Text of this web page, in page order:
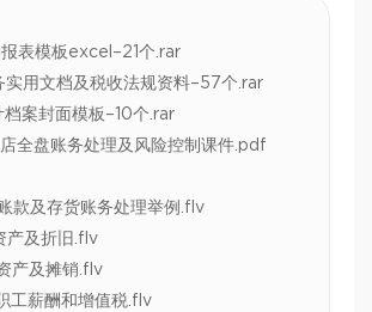
报表模板excel–21个.rar
实用文档及税收法规资料–57个.rar
档案封面模板–10个.rar
全盘账务处理及风险控制课件.pdf
款及存货账务处理举例.flv
产及折旧.flv
产及摊销.flv
工薪酬和增值税.flv